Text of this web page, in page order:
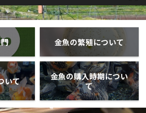
金魚の繁殖について
いて
金魚の購入時期につい
て